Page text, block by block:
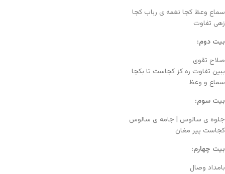
سماع وعظ کجا نغمه ی رباب کجا
زهی تفاوت
بیت دوم:
صلاح تقوی
ببین تفاوت ره کز کجاست تا بکجا
سماع و وعظ
بیت سوم:
جلوه ی سالوس | جامه ی سالوس
کجاست پیر مغان
بیت چهارم:
بامداد وصال